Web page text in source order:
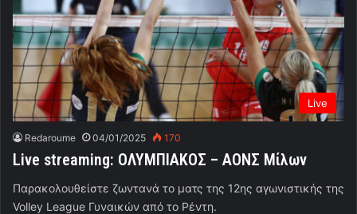
Live
Redaroume 04/01/2025 170
Live streaming: ΟΛΥΜΠΙΑΚΟΣ – ΑΟΝΣ Μίλων
Παρακολουθείστε ζωντανά το ματς της 12ης αγωνιστικής της
Volley League Γυναικών από το Ρέντη.